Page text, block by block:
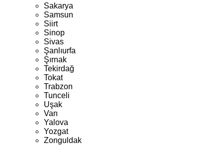
Sakarya
Samsun
Siirt
Sinop
Sivas
Şanlıurfa
Şırnak
Tekirdağ
Tokat
Trabzon
Tunceli
Uşak
Van
Yalova
Yozgat
Zonguldak